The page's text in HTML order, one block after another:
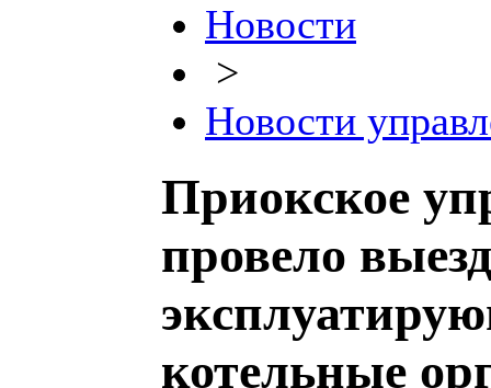
Новости
>
Новости
Приокское
провело
котельные